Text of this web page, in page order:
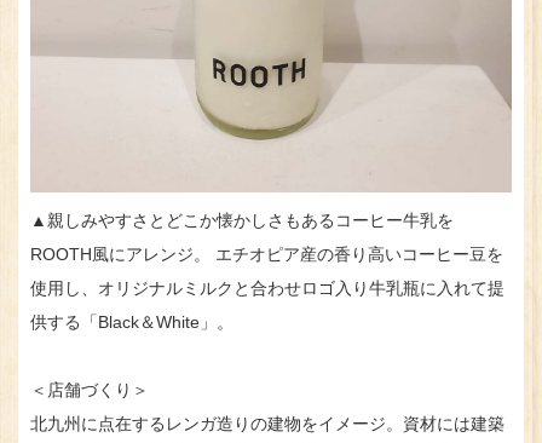
▲親しみやすさとどこか懐かしさもあるコーヒー牛乳を
ROOTH風にアレンジ。 エチオピア産の香り高いコーヒー豆を
使用し、オリジナルミルクと合わせロゴ入り牛乳瓶に入れて提
供する「Black＆White」。
＜店舗づくり＞
北九州に点在するレンガ造りの建物をイメージ。資材には建築